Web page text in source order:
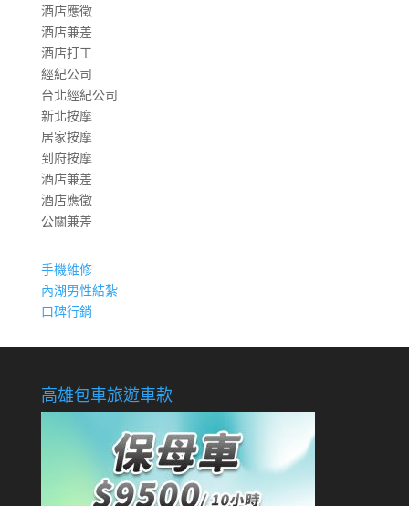
酒店應徵
酒店兼差
酒店打工
經紀公司
台北經紀公司
新北按摩
居家按摩
到府按摩
酒店兼差
酒店應徵
公關兼差
手機維修
內湖男性結紮
口碑行銷
高雄包車旅遊車款